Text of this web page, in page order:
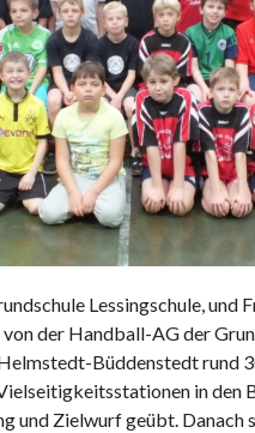
Lessingschule, und
der Handball-AG der
Büddenstedt rund
in den
und Zielwurf geübt. Danach